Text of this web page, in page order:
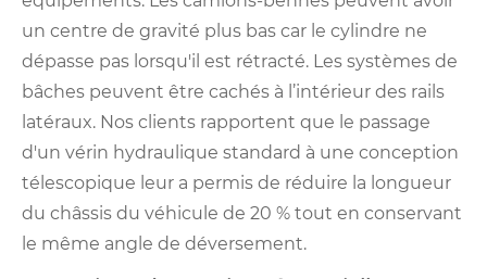
un centre de gravité plus bas car le cylindre ne
dépasse pas lorsqu'il est rétracté. Les systèmes de
bâches peuvent être cachés à l’intérieur des rails
latéraux. Nos clients rapportent que le passage
d'un vérin hydraulique standard à une conception
télescopique leur a permis de réduire la longueur
du châssis du véhicule de 20 % tout en conservant
le même angle de déversement.